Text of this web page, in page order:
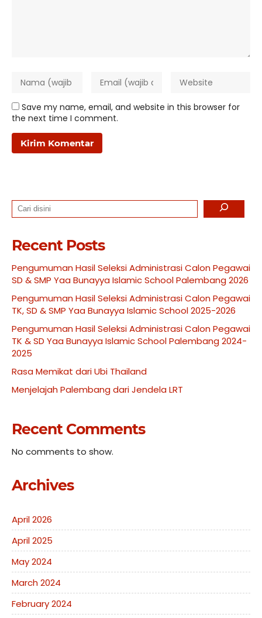
Save my name, email, and website in this browser for
the next time I comment.
Search
Recent Posts
Pengumuman Hasil Seleksi Administrasi Calon Pegawai
SD & SMP Yaa Bunayya Islamic School Palembang 2026
Pengumuman Hasil Seleksi Administrasi Calon Pegawai
TK, SD & SMP Yaa Bunayya Islamic School 2025-2026
Pengumuman Hasil Seleksi Administrasi Calon Pegawai
TK & SD Yaa Bunayya Islamic School Palembang 2024-
2025
Rasa Memikat dari Ubi Thailand
Menjelajah Palembang dari Jendela LRT
Recent Comments
No comments to show.
Archives
April 2026
April 2025
May 2024
March 2024
February 2024